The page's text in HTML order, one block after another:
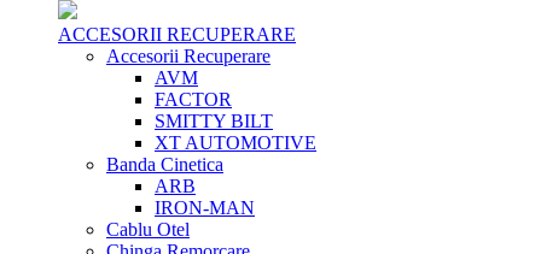
ACCESORII RECUPERARE
Accesorii Recuperare
AVM
FACTOR
SMITTY BILT
XT AUTOMOTIVE
Banda Cinetica
ARB
IRON-MAN
Cablu Otel